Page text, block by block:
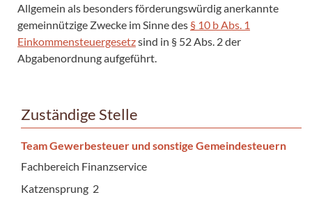
Allgemein als besonders förderungswürdig anerkannte
gemeinnützige Zwecke im Sinne des § 10 b Abs. 1
Einkommensteuergesetzsind in § 52 Abs. 2 der
Abgabenordnung aufgeführt.
Zuständige Stelle
Team Gewerbesteuer und sonstige Gemeindesteuern
Fachbereich Finanzservice
Katzensprung 2